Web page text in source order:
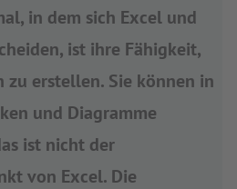
in dem sich Excel und
ist ihre Fähigkeit,
zu erstellen. Sie können in
und Diagramme
ist nicht der
von Excel. Die